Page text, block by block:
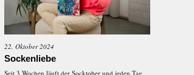
22. Oktober 2024
Sockenliebe
Seit 3 Wochen läuft der Socktober und jeden Tag